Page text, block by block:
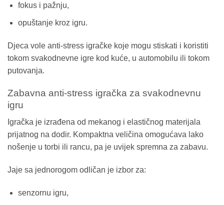
fokus i pažnju,
opuštanje kroz igru.
Djeca vole anti-stress igračke koje mogu stiskati i koristiti
tokom svakodnevne igre kod kuće, u automobilu ili tokom
putovanja.
Zabavna anti-stress igračka za svakodnevnu
igru
Igračka je izrađena od mekanog i elastičnog materijala
prijatnog na dodir. Kompaktna veličina omogućava lako
nošenje u torbi ili rancu, pa je uvijek spremna za zabavu.
Jaje sa jednorogom odličan je izbor za:
senzornu igru,